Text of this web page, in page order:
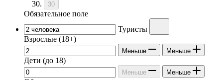
30
Обязательное поле
Туристы
Взрослые (18+)
Меньше Меньше
Дети (до 18)
Меньше Меньше